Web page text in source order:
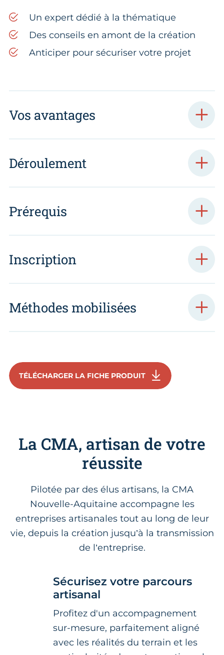
Un expert dédié à la thématique
Des conseils en amont de la création
Anticiper pour sécuriser votre projet
Vos avantages
Déroulement
Prérequis
Inscription
Méthodes mobilisées
TÉLÉCHARGER LA FICHE PRODUIT
La CMA, artisan de votre
réussite
Pilotée par des élus artisans, la CMA
Nouvelle-Aquitaine accompagne les
entreprises artisanales tout au long de leur
vie, depuis la création jusqu’à la transmission
de l’entreprise.
Sécurisez votre parcours
artisanal
Profitez d'un accompagnement
sur-mesure, parfaitement aligné
avec les réalités du terrain et les